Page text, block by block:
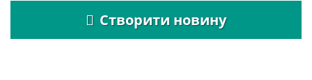
Створити новину